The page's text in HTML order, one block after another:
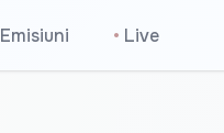
Emisiuni • Live